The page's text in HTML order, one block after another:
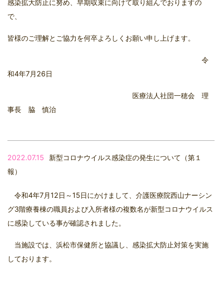
感染拡大防止に努め、早期収束に向けて取り組んでおりますの
で、
皆様のご理解とご協力を何卒よろしくお願い申し上げます。
令
和4年7月26日
医療法人社団一穂会 理
事長 脇 慎治
2022.07.15
新型コロナウイルス感染症の発生について（第１
報）
令和4年7月12日～15日にかけまして、介護医療院西山ナーシン
グ3階療養棟の職員および入所者様の複数名が新型コロナウイルス
に感染している事が確認されました。
当施設では、浜松市保健所と協議し、感染拡大防止対策を実施
しております。